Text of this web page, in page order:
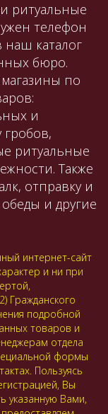
ритуальные
телефон
наш каталог
бюро.
по
и
гробов,
ритуальные
Также
отправку и
и другие
интернет-сайт
и ни при
Гражданского
подробной
товаров и
отдела
формы
Пользуясь
Вы
указанную Вами,